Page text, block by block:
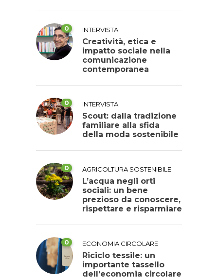
0 INTERVISTA
Creatività, etica e
impatto sociale nella
comunicazione
contemporanea
0 INTERVISTA
Scout: dalla tradizione
familiare alla sfida
della moda sostenibile
0 AGRICOLTURA SOSTENIBILE
L’acqua negli orti
sociali: un bene
prezioso da conoscere,
rispettare e risparmiare
0 ECONOMIA CIRCOLARE
Riciclo tessile: un
importante tassello
dell’economia circolare